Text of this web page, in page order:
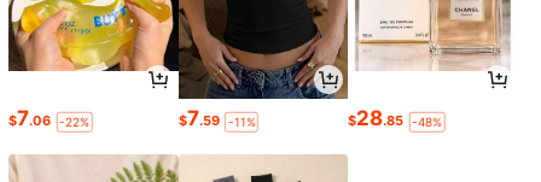
$7.06 -22% $7.59 -11% $28.85 -48%